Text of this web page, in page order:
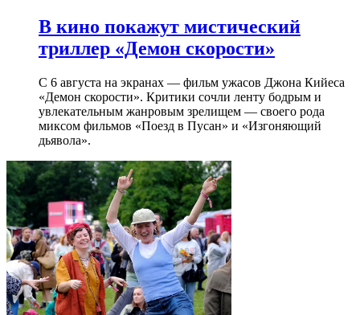
В кино покажут мистический
триллер «Демон скорости»
С 6 августа на экранах — фильм ужасов Джона Кийеса
«Демон скорости». Критики сочли ленту бодрым и
увлекательным жанровым зрелищeм — своего рода
миксом фильмов «Поезд в Пусан» и «Изгоняющий
дьявола».